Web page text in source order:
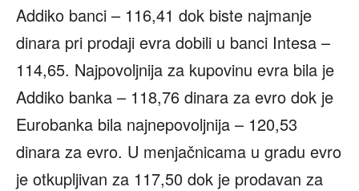
Addiko banci – 116,41 dok biste najmanje
dinara pri prodaji evra dobili u banci Intesa –
114,65. Najpovoljnija za kupovinu evra bila je
Addiko banka – 118,76 dinara za evro dok je
Eurobanka bila najnepovoljnija – 120,53
dinara za evro. U menjačnicama u gradu evro
je otkupljivan za 117,50 dok je prodavan za